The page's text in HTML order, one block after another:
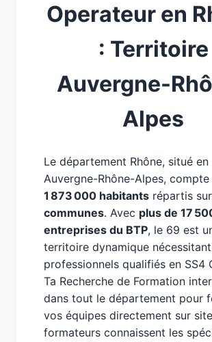
Operateur en
: Territoire
Auvergne-
Alpes
Le département Rhône, situé en
Auvergne-Rhône-Alpes, compte
1 873 000 habitants répartis sur
communes. Avec plus de 17
entreprises du BTP, le 69 est
territoire dynamique
professionnels qualifiés en SS4
Ta Recherche de Formation
dans tout le département pour
vos équipes directement sur
formateurs connaissent les